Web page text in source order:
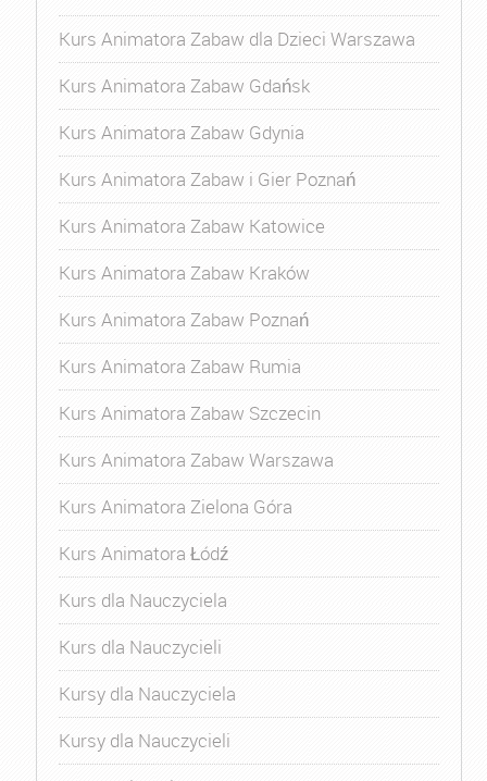
Kurs Animatora Zabaw dla Dzieci Warszawa
Kurs Animatora Zabaw Gdańsk
Kurs Animatora Zabaw Gdynia
Kurs Animatora Zabaw i Gier Poznań
Kurs Animatora Zabaw Katowice
Kurs Animatora Zabaw Kraków
Kurs Animatora Zabaw Poznań
Kurs Animatora Zabaw Rumia
Kurs Animatora Zabaw Szczecin
Kurs Animatora Zabaw Warszawa
Kurs Animatora Zielona Góra
Kurs Animatora Łódź
Kurs dla Nauczyciela
Kurs dla Nauczycieli
Kursy dla Nauczyciela
Kursy dla Nauczycieli